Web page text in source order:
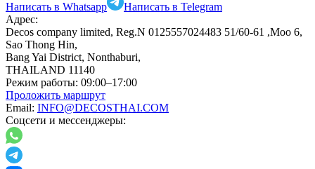
Написать в Whatsapp
Написать в Telegram
Адрес:
Decos company limited, Reg.N 0125557024483 51/60-61 ,Moo 6,
Sao Thong Hin,
Bang Yai District, Nonthaburi,
THAILAND 11140
Режим работы: 09:00–17:00
Проложить маршрут
Email: INFO@DECOSTHAI.COM
Соцсети и мессенджеры: